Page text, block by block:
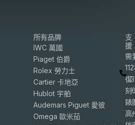
所有品牌
IWC 萬國
Piaget 伯爵
Rolex 勞力士
Cartier 卡地亞
Hublot 宇舶
Audemars Piguet 愛彼
Omega 歐米茄
支
援
需
復
刻
錶
高